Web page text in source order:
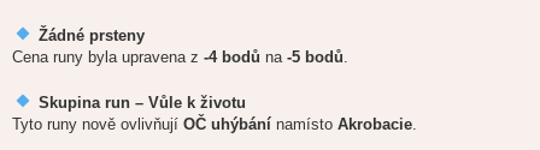
Žádné prsteny
Cena runy byla upravena z -4 bodů na -5 bodů
Skupina run – Vůle k životu
Tyto runy nově ovlivňují OČ uhýbání namísto Akrobacie